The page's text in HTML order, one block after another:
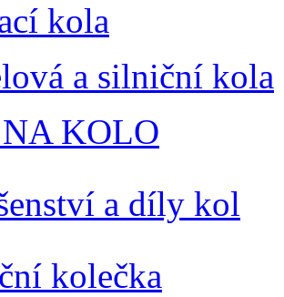
kola
a silniční kola
KOLO
a díly kol
kolečka